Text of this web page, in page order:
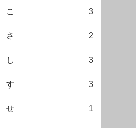
こ 3
さ 2
し 3
す 3
せ 1